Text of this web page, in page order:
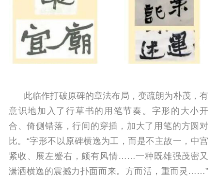
此临作打破原碑的章法布局，变疏朗为朴茂，有
意识地加入了行草书的用笔节奏。字形的大小开
合、倚侧错落，行间的穿插，加大了用笔的方圆对
比。“字形不以原碑横逸为工，而是不主故一，中宫
紧收、展左蹙右，颇有风情……一种既雄强茂密又
潇洒横逸的震撼力扑面而来。方而活，重而灵……”